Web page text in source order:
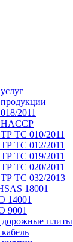
2011
ТС 010/2011
ТС 012/2011
ТС 019/2011
ТС 020/2011
ТС 032/2013
18001
14001
9001
дорожные плиты